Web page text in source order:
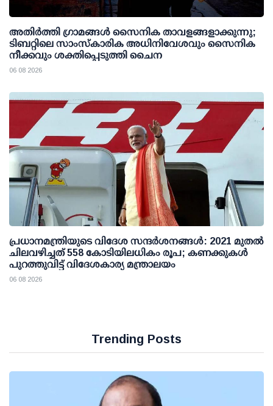
അതിര്‍ത്തി ഗ്രാമങ്ങള്‍ സൈനിക താവളങ്ങളാക്കുന്നു;
ടിബറ്റിലെ സാംസ്‌കാരിക അധിനിവേശവും സൈനിക
നീക്കവും ശക്തിപ്പെടുത്തി ചൈന
06 08 2026
പ്രധാനമന്ത്രിയുടെ വിദേശ സന്ദർശനങ്ങൾ: 2021 മുതൽ
ചിലവഴിച്ചത് 558 കോടിയിലധികം രൂപ; കണക്കുകൾ
പുറത്തുവിട്ട് വിദേശകാര്യ മന്ത്രാലയം
06 08 2026
Trending Posts